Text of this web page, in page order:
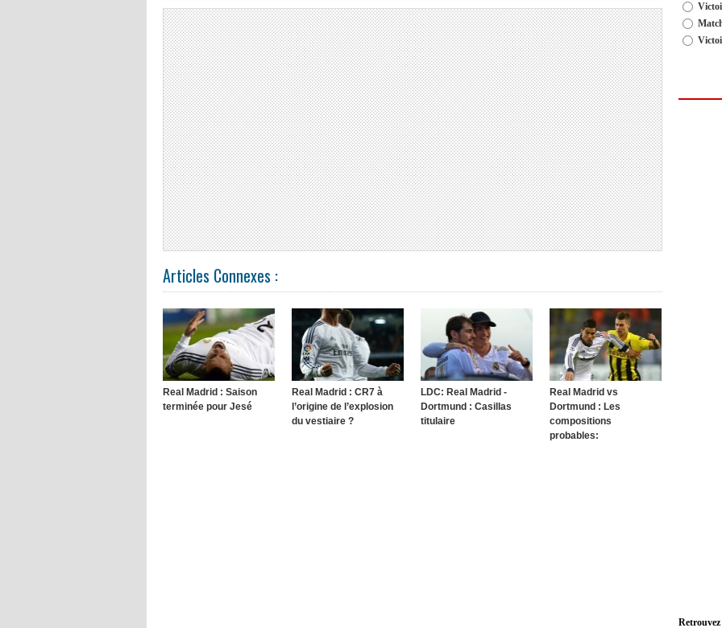
Articles Connexes :
Real Madrid : Saison
terminée pour Jesé
Real Madrid : CR7 à
l’origine de l’explosion
du vestiaire ?
LDC: Real Madrid -
Dortmund : Casillas
titulaire
Real Madrid vs
Dortmund : Les
compositions
probables: